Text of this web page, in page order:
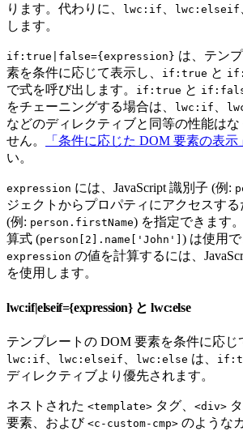
ります。代わりに、
lwc:if lwc:elseif
します。
if:true|false={expression} は、テン
素を条件に応じて表示し、
if:true と
で式を呼び出します。
if:true と
をチェーニングする場合は、
lwc:if
などのディレクティブと同等の性能はな
せん。
「条件に応じた DOM 要素の表示
い。
expression には、JavaScript 識別子 (例:
ジェクトからプロパティにアクセスす
(例: person.firstName) を指定できます
算式 (person[2].name['John'] ) は使用で
expression の値を計算するには、
を使用します。
lwc:if|elseif={expression} と lwc:else
テンプレートの DOM 要素を条件に応じ
lwc:if lwc:elseif lwc:else は、
ディレクティブより優先されます。
ネストされた <template> タグ、 <div>
要素、および <c-custom-cmp> のような